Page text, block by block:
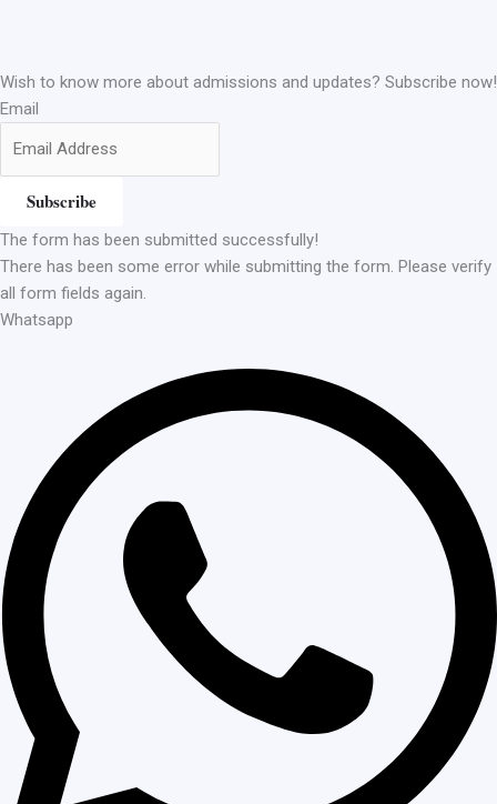
Wish to know more about admissions and updates? Subscribe now!
Email
Subscribe
The form has been submitted successfully!
There has been some error while submitting the form. Please verify
all form fields again.
Whatsapp